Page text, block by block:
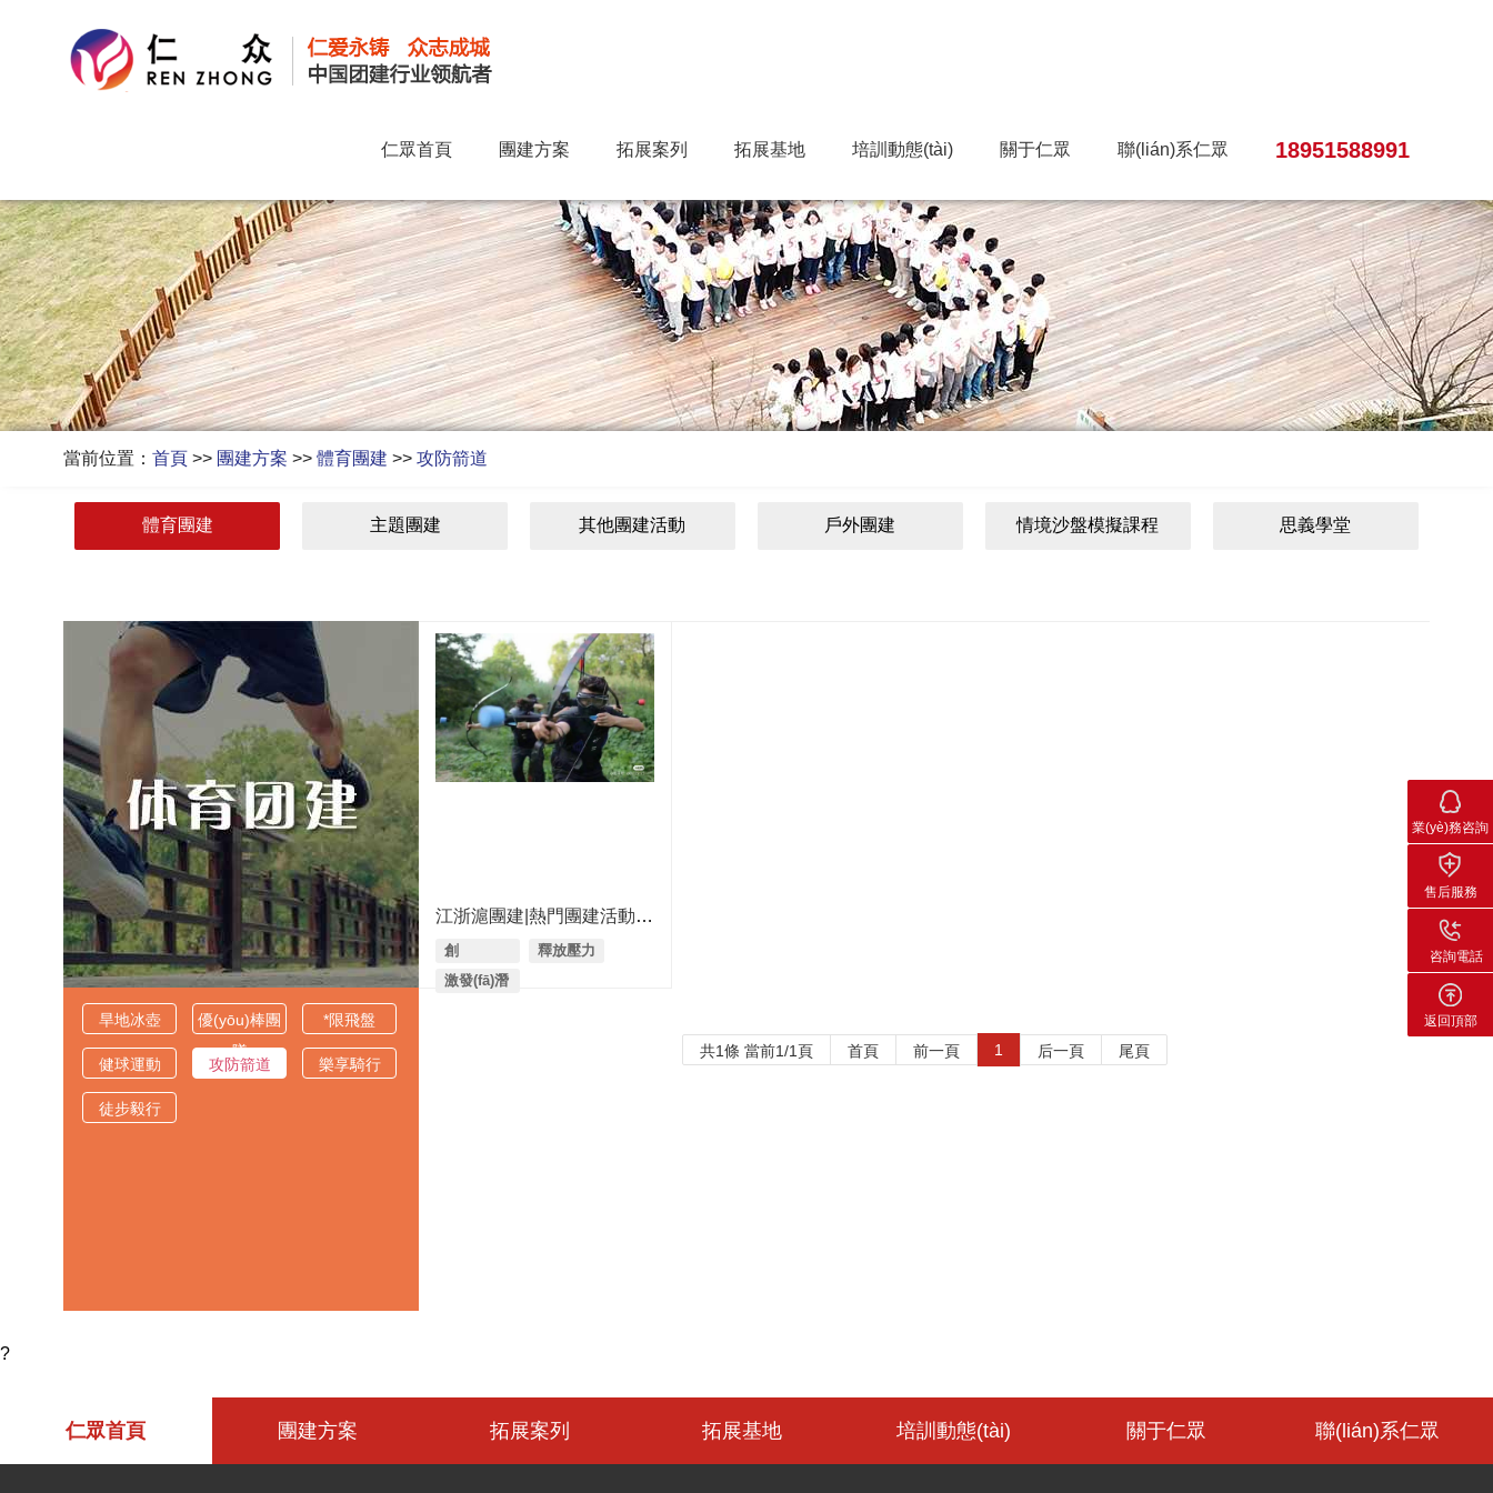
仁眾首頁 團建方案 拓展案列 拓展基地 培訓動態(tài) 關于仁眾 聯(lián)系仁眾 18951588991
當前位置：首頁 >> 團建方案 >>體育團建 >>攻防箭道
體育團建 主題團建 其他團建活動 戶外團建 情境沙盤模擬課程 思義學堂
旱地冰壺
優(yōu)棒團
隊
*限飛盤
健球運動 攻防箭道 樂享騎行
徒步毅行
江浙滬團建|熱門團建活動合
集之攻防箭
創
(chuàng)
釋放壓力
激發(fā)潛
共1條 當前1/1頁 首頁 前一頁 1 后一頁 尾頁
業(yè)務咨詢
售后服務
咨詢電話
返回頂部
?
仁眾首頁 團建方案 拓展案列 拓展基地 培訓動態(tài) 關于仁眾 聯(lián)系仁眾